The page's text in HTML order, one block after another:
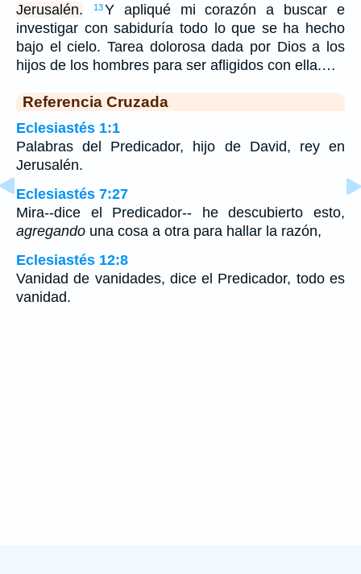
Jerusalén.
13Y apliqué mi corazón a buscar e
investigar con sabiduría todo lo que se ha hecho
bajo el cielo. Tarea dolorosa dada por Dios a los
hijos de los hombres para ser afligidos con ella.…
Referencia Cruzada
Eclesiastés 1:1
Palabras del Predicador, hijo de David, rey en
Jerusalén.
Eclesiastés 7:27
Mira--dice el Predicador-- he descubierto esto,
agregando una cosa a otra para hallar la razón,
Eclesiastés 12:8
Vanidad de vanidades, dice el Predicador, todo es
vanidad.